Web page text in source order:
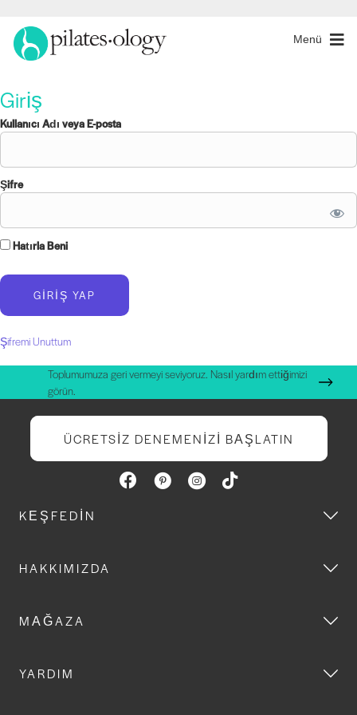
Menü
Giriş
Kullanıcı Adı veya E-posta
Şifre
Hatırla Beni
Şifremi Unuttum
Toplumumuza geri vermeyi seviyoruz. Nasıl yardım ettiğimizi
görün.
ÜCRETSIZ DENEMENIZI BAŞLATIN
KEŞFEDIN
HAKKIMIZDA
MAĞAZA
YARDIM